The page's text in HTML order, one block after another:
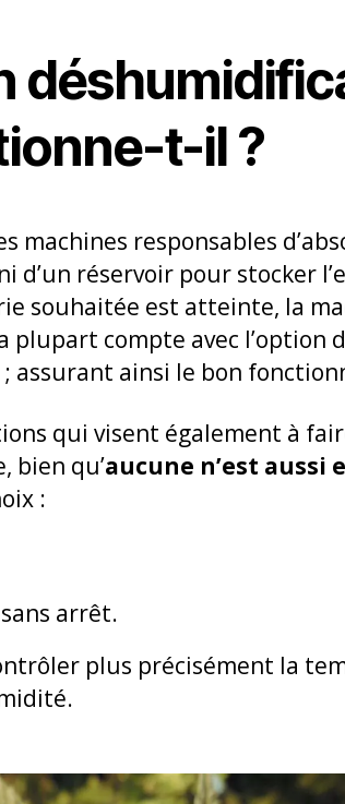
t-il ?
machines responsables
d’un réservoir pour stocker
souhaitée est atteinte, la
compte avec l’option
; assurant ainsi le bon
qui visent également à
bien qu’aucune n’est aussi
:
arrêt.
plus précisément la